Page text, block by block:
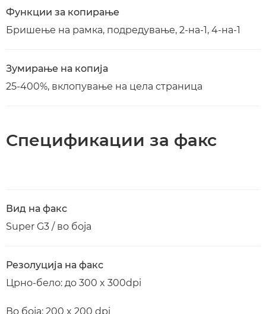
Функции за копирање
Бришење на рамка, подредување, 2-на-1, 4-на-1
Зумирање на копија
25-400%, вклопување на цела страница
Спецификации за факс
Вид на факс
Super G3 / во боја
Резолуција на факс
Црно-бело: до 300 x 300dpi
Во боја: 200 x 200 dpi